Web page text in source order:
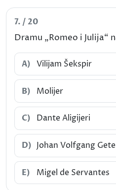
7. / 20
Dramu „Romeo i Julija“
A) Vilijam Šekspir
B) Molijer
C) Dante Aligijeri
D) Johan Volfgang Gete
E) Migel de Servantes